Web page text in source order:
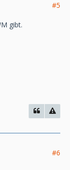
#5
gibt.
#6